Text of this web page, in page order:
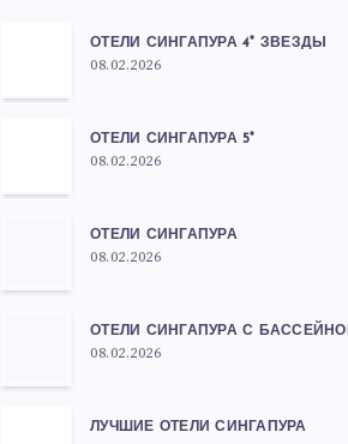
ОТЕЛИ СИНГАПУРА 4* ЗВЕЗДЫ
08.02.2026
ОТЕЛИ СИНГАПУРА 5*
08.02.2026
ОТЕЛИ СИНГАПУРА
08.02.2026
ОТЕЛИ СИНГАПУРА С
08.02.2026
ЛУЧШИЕ ОТЕЛИ СИНГАПУРА